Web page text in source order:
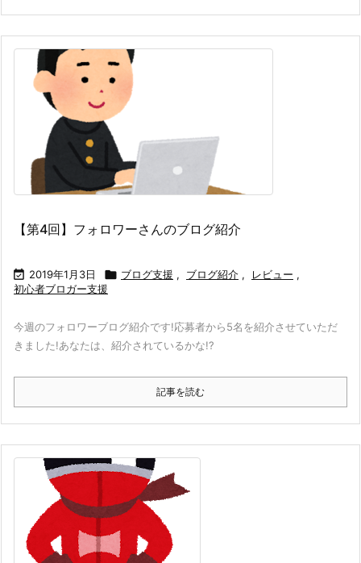
【第4回】フォロワーさんのブログ紹介
 2019年1月3日  ブログ支援 , ブログ紹介 , レビュー ,
初心者ブロガー支援
今週のフォロワーブログ紹介です!応募者から5名を紹介させていただ
きました!あなたは、紹介されているかな!?
記事を読む